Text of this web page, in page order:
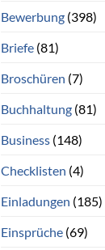
Bewerbung(398)
Briefe(81)
Broschüren (7)
Buchhaltung(81)
Business(148)
Checklisten (4)
Einladungen (185)
Einsprüche(69)